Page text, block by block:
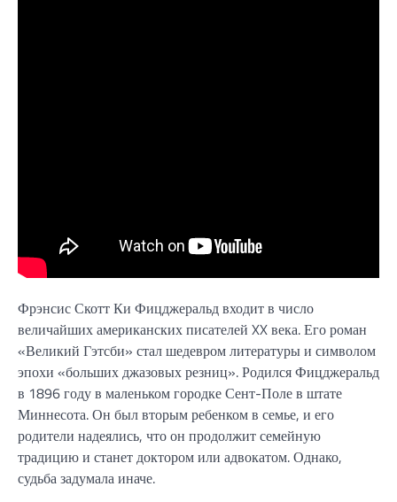
Фрэнсис Скотт Ки Фицджеральд входит в число
величайших американских писателей XX века. Его роман
«Великий Гэтсби» стал шедевром литературы и символом
эпохи «больших джазовых резниц». Родился Фицджеральд
в 1896 году в маленьком городке Сент-Поле в штате
Миннесота. Он был вторым ребенком в семье, и его
родители надеялись, что он продолжит семейную
традицию и станет доктором или адвокатом. Однако,
судьба задумала иначе.